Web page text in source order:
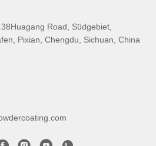
Road, Südgebiet,
Pixian, Chengdu, Sichuan, China